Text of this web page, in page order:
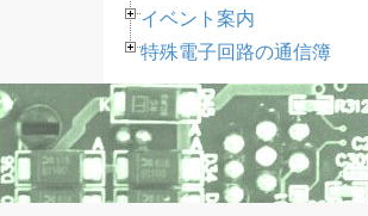
イベント案内
特殊電子回路の通信簿